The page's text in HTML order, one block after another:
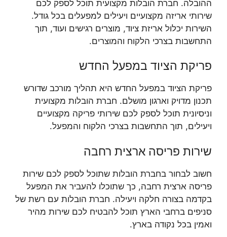
ההובלה. חברת הובלות מקצועית תוכל לספק לכם
שירותי אריזה מקצועיים ויעילים למפעלים בכל גודל.
השירות יכלול אריזת ציוד, מוצרים רגישים ועוד, תוך
התחשבות בצרכי הלקוח והמוצרים.
פריקת הציוד במפעל החדש
פריקת הציוד במפעל החדש היא תהליך מורכב שדורש
תכנון מדויק וארגון מושלם. חברת הובלות מקצועית
וניסיונית תוכל לספק לכם שירותי פריקה מקצועיים
ויעילים, תוך התחשבות בצרכי הלקוח והמפעל.
שירות פריסה ארצית רחבה
חשוב לבחור בחברת הובלות שתוכל לספק לכם שירות
פריסה ארצית רחבה, כך שתוכלו להעביר את המפעל
בקדמה בצורה חלקה ויעילה. חברת הובלות עם רשת של
סניפים ברחבי הארץ תוכל להבטיח לכם שירות מהיר
ואמין בכל נקודה בארץ.